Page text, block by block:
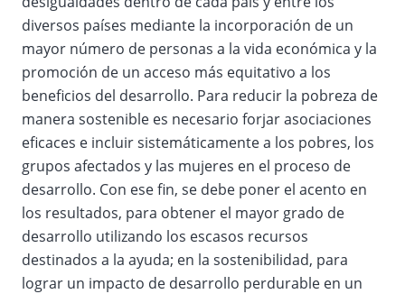
diversos países mediante la incorporación de un
mayor número de personas a la vida económica y la
promoción de un acceso más equitativo a los
beneficios del desarrollo. Para reducir la pobreza de
manera sostenible es necesario forjar asociaciones
eficaces e incluir sistemáticamente a los pobres, los
grupos afectados y las mujeres en el proceso de
desarrollo. Con ese fin, se debe poner el acento en
los resultados, para obtener el mayor grado de
desarrollo utilizando los escasos recursos
destinados a la ayuda; en la sostenibilidad, para
lograr un impacto de desarrollo perdurable en un